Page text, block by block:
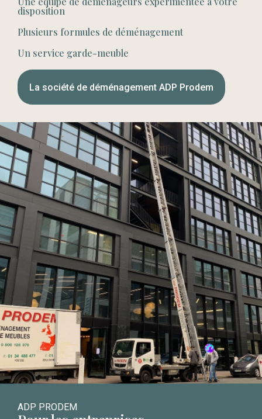
disposition
Plusieurs formules de déménagement
Un service garde-meuble
La société de déménagement ADP Prodem
ADP PRODEM